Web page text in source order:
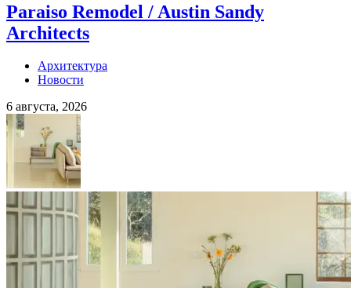
Paraiso Remodel / Austin Sandy
Architects
Архитектура
Новости
6 августа, 2026